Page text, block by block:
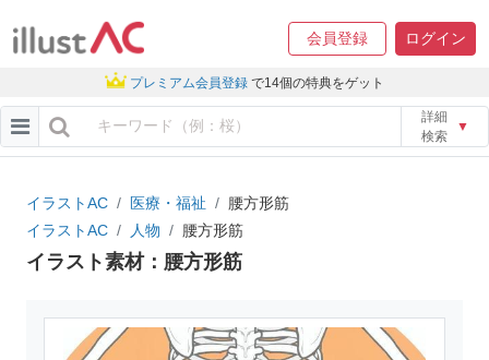
会員登録 ログイン
プレミアム会員登録 で14個の特典をゲット
詳細
検索
▼
イラストAC 医療・福祉
腰方形筋
イラストAC
人物 腰方形筋
イラスト素材：腰方形筋